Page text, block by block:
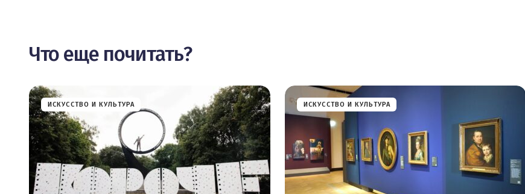
Что еще почитать?
ИСКУССТВО И КУЛЬТУРА ИСКУССТВО И КУЛЬТУРА